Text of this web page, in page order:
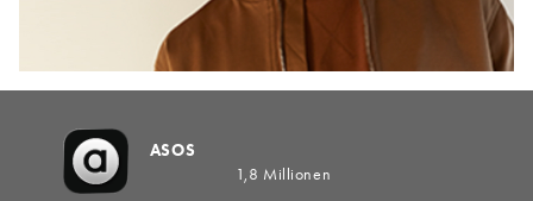
ASOS
1,8 Millionen